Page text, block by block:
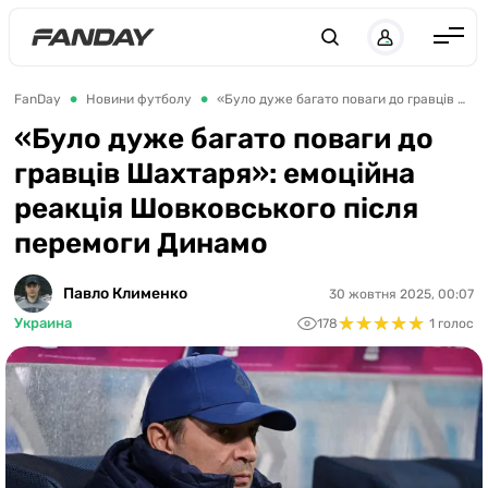
Англія
Іспанія
Німеччина
Італія
Україна
ЛЕ
ЧЕ-2028
Букмекери
FanDay Новини футболу «Було дуже багато поваги до гравців Шахтаря»: емоційна реакція Шовковського після перемоги Динамо
«Було дуже багато поваги до
гравців Шахтаря»: емоційна
реакція Шовковського після
перемоги Динамо
Павло Клименко
Украина
30 жовтня 2025, 00:07
178★★★★★
★★★★★ 1 голос